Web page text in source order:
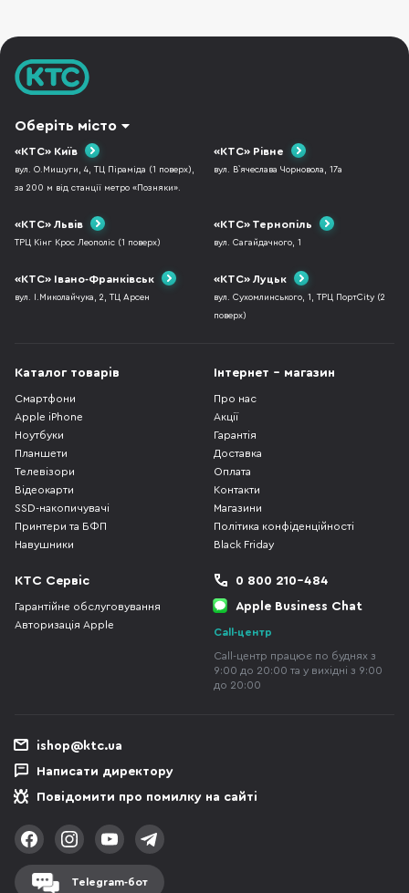
Оберіть місто
«КТС» Київ
вул. О.Мишуги, 4, ТЦ Піраміда (1 поверх),
за 200 м від станції метро «Позняки».
«КТС» Рівне
вул. В`ячеслава Чорновола, 17а
«КТС» Львів
ТРЦ Кінг Крос Леополіс (1 поверх)
«КТС» Тернопіль
вул. Сагайдачного, 1
«КТС» Івано-Франківськ
вул. І.Миколайчука, 2, ТЦ Арсен
«КТС» Луцьк
вул. Сухомлинського, 1, ТРЦ ПортCity (2
поверх)
Каталог товарів
Смартфони
Apple iPhone
Ноутбуки
Планшети
Телевізори
Відеокарти
SSD-накопичувачі
Принтери та БФП
Навушники
Інтернет - магазин
Про нас
Акції
Гарантія
Доставка
Оплата
Контакти
Магазини
Політика конфіденційності
Black Friday
КТС Сервіс
Гарантійне обслуговування
Авторизація Apple
0 800 210-484
Apple Business Chat
Call-центр
Call-центр працює по буднях з
9:00 до 20:00 та у вихідні з 9:00
до 20:00
ishop@ktc.ua
Написати директору
Повідомити про помилку на сайті
Telegram-бот